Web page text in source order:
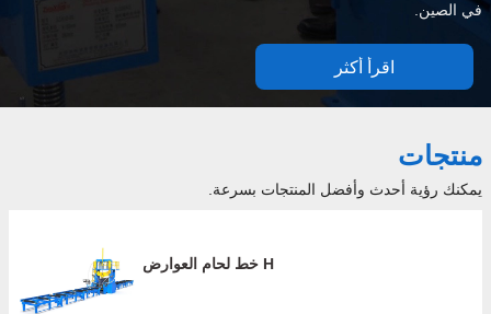
في الصين.
اقرأ أكثر
منتجات
يمكنك رؤية أحدث وأفضل المنتجات بسرعة.
خط لحام العوارض H